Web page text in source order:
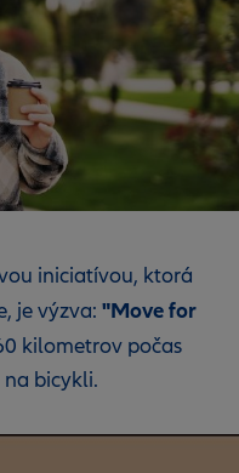
iniciatívou, ktorá
je výzva: "Move for
kilometrov počas
bicykli.